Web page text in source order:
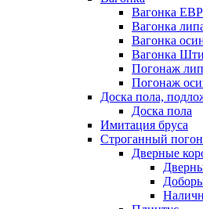
Вагонка
Вагонка
Вагонка
Вагонка
Погонаж
Погонаж
Доска пола,
Доска пола
Имитация бруса
Строганный
Дверные